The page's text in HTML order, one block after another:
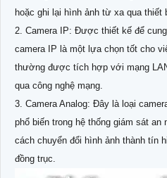
hoặc ghi lại hình ảnh từ xa qua thiết
2. Camera IP: Được thiết kế để
camera IP là một lựa chọn tốt cho
thường được tích hợp với mạng
qua công nghệ mạng.
3. Camera Analog: Đây là loại
phổ biến trong hệ thống giám sát an
cách chuyển đổi hình ảnh thành tín
đồng trục.